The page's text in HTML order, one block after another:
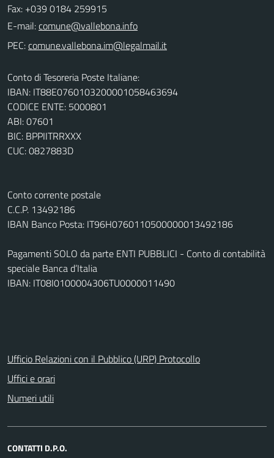
Fax: +039 0184 259915
E-mail:
PEC:
Conto di Tesoreria Poste Italiane:
IBAN: IT88E0760103200001058463694
CODICE ENTE: 5000801
ABI: 07601
BIC: BPPIITRRXXX
CUC: 0827883D
Conto corrente postale
C.C.P. 13492186
IBAN Banco Posta: IT96H0760110500000013492186
Pagamenti SOLO da parte ENTI PUBBLICI - Conto di contabilità
speciale Banca d’Italia
IBAN: IT08I0100004306TU0000011490
Ufficio Relazioni con il Pubblico (URP) Protocollo
Uffici e orari
Numeri utili
CONTATTI D.P.O.